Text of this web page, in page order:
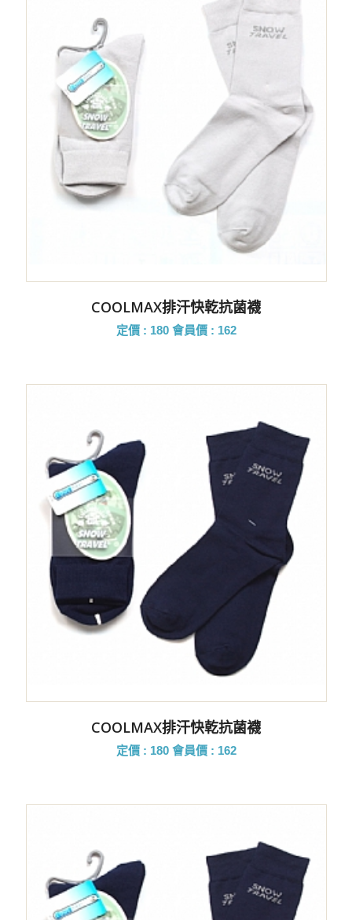
COOLMAX排汗快乾抗菌襪
定價 : 180 會員價 : 162
COOLMAX排汗快乾抗菌襪
定價 : 180 會員價 : 162